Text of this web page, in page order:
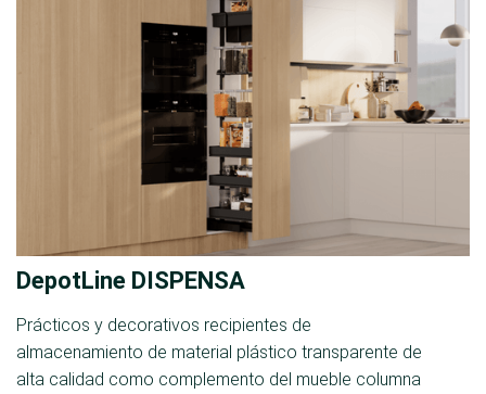
DepotLine DISPENSA
Prácticos y decorativos recipientes de
almacenamiento de material plástico transparente de
alta calidad como complemento del mueble columna